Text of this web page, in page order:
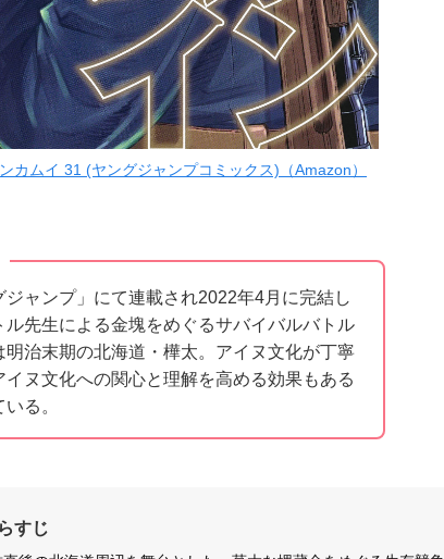
カムイ 31 (ヤングジャンプコミックス)（Amazon）
ジャンプ」にて連載され2022年4月に完結し
ル先生による金塊をめぐるサバイバルバトル
明治末期の北海道・樺太。アイヌ文化が丁寧
イヌ文化への関心と理解を高める効果もある
る。
すじ